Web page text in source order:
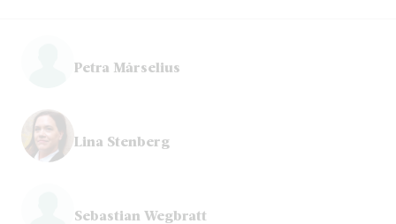
Petra Mårselius
Lina Stenberg
Sebastian Wegbratt